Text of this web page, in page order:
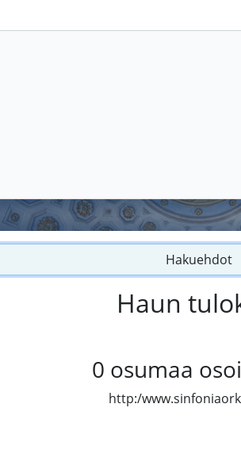
Hakuehdot
Haun
0 osumaa
http:/